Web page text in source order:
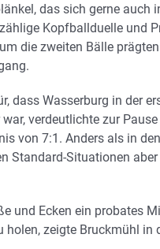
das sich gerne auch
Kopfballduelle und
die zweiten Bälle
dass Wasserburg in der
verdeutlichte zur
von 7:1. Anders als in
Standard-Situationen
und Ecken ein probates
holen, zeigte Bruckmühl in